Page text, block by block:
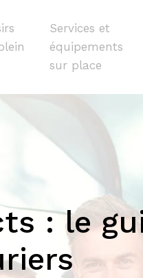
Services et
équipements
sur place
: le